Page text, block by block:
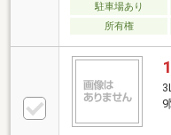
駐車場あり
所有権
9